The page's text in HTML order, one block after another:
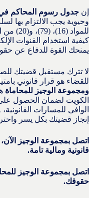
إن جدول رسوم المحاكم
وحيوية يجب الالتزام بها
للمواد
كيفية استخدام القنوات
يمنحك القوة للدفاع عن
لا تترك مستقبل قضيتك
للقضاء هو قرار قانوني
ومجموعة الوجيز للمحاماة
الكويت لضمان الحصول
الوافي للمسارات
إنجاز قضيتك بكل يسر
اتصل بمجموعة الوجيز
قانونية ومالية تامة.
اتصل بمجموعة الوجيز
حقوقك.